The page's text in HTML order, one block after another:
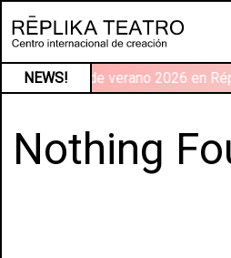
NEWS!
Talleres de verano 2026 en
Nothing